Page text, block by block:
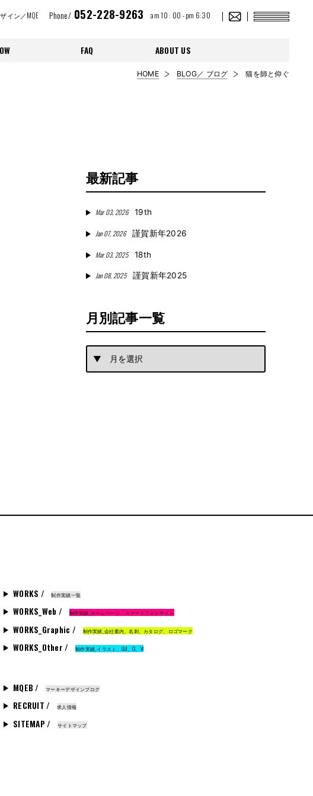
イン／MQE Phone/052-228-9263 am 10 : 00 - pm 6:30
FAQ ABOUT US
HOME BLOG／ ブログ 猫を師と仰ぐ
最新記事
Mar 03, 2026 19th
Jan 07, 2026 謹賀新年2026
Mar 03, 2025 18th
Jan 08, 2025 謹賀新年2025
月別記事一覧
WORKS / 制作実績一覧
WORKS_Web / 制作実績_ホームページ、スマートフォンサイト
WORKS_Graphic / 制作実績_会社案内、名刺、カタログ、ロゴマーク
WORKS_Other / 制作実績_イラスト、GUI、CI、VI
MQEB / マーキーデザインブログ
RECRUIT / 求人情報
SITEMAP / サイトマップ